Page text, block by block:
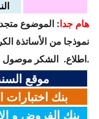
هام جدا: الموضوع
نموذجا من الأساتذة
اطلاع.الشكر موصول لهم على مجهوداتهم.
موقع
بنك اختبارات
بنك الفروض و